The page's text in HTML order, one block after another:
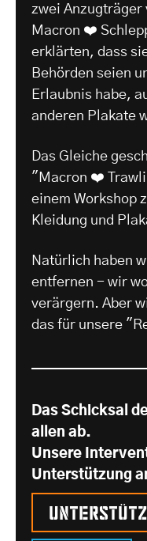
zwei Anzugträger
Macron ❤️
erklärten, dass
Behörden seien
Erlaubnis habe,
anderen Plakate
Das Gleiche
"Macron ❤️
einem Workshop
Kleidung und
Natürlich haben
entfernen - wir
verärgern. Aber
das für unsere
Das Schicksal
allen ab.
Unsere
Unterstützung